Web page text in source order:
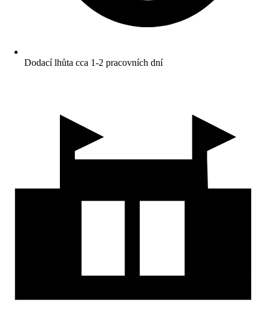
Dodací lhůta cca 1-2 pracovních dní